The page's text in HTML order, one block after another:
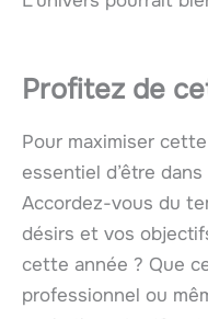
Profitez de
Pour maximiser
essentiel d’être
Accordez-vous du
désirs et vos
cette année ? Que
professionnel ou